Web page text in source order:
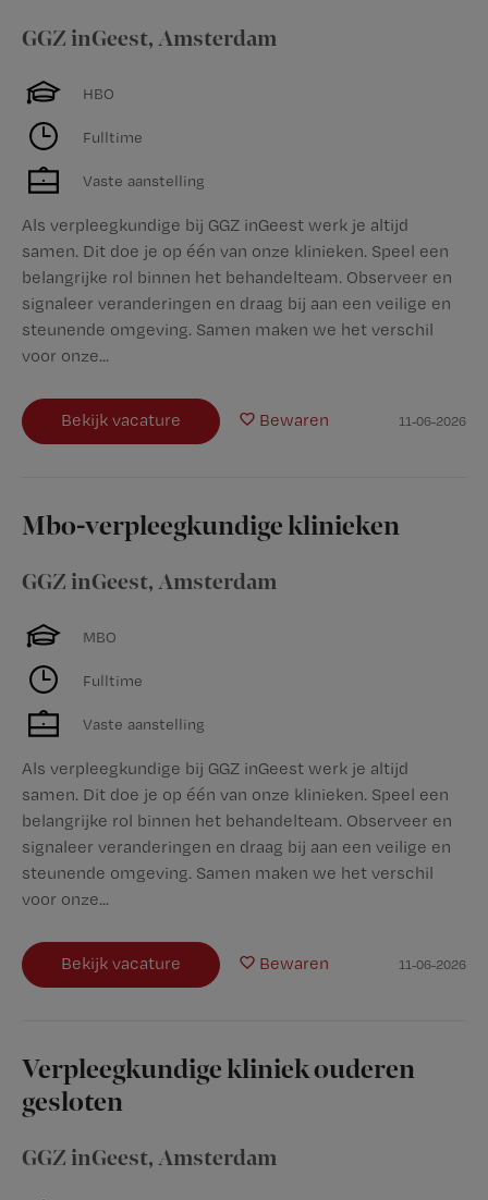
GGZ inGeest, Amsterdam
HBO
Fulltime
Vaste aanstelling
Als verpleegkundige bij GGZ inGeest werk je altijd
samen. Dit doe je op één van onze klinieken. Speel een
belangrijke rol binnen het behandelteam. Observeer en
signaleer veranderingen en draag bij aan een veilige en
steunende omgeving. Samen maken we het verschil
voor onze...
Bekijk vacature Bewaren 11-06-2026
Mbo-verpleegkundige klinieken
GGZ inGeest, Amsterdam
MBO
Fulltime
Vaste aanstelling
Als verpleegkundige bij GGZ inGeest werk je altijd
samen. Dit doe je op één van onze klinieken. Speel een
belangrijke rol binnen het behandelteam. Observeer en
signaleer veranderingen en draag bij aan een veilige en
steunende omgeving. Samen maken we het verschil
voor onze...
Bekijk vacature Bewaren 11-06-2026
Verpleegkundige kliniek ouderen
gesloten
GGZ inGeest, Amsterdam